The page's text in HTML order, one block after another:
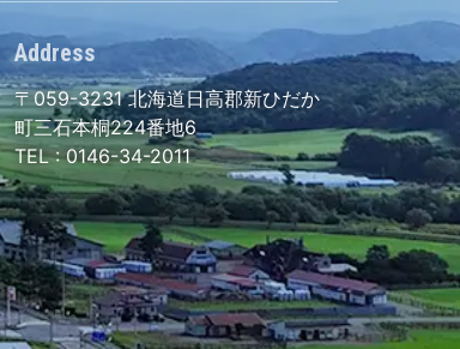
Address
〒059-3231北海道日高郡新ひだか
町三石本桐224番地6
TEL :0146-34-2011